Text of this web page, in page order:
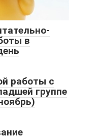
в
работы с
группе